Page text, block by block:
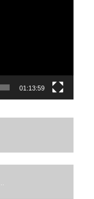
01:13:59